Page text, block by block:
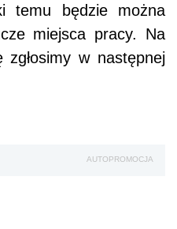
temu będzie można
miejsca pracy. Na
w następnej
AUTOPROMOCJA